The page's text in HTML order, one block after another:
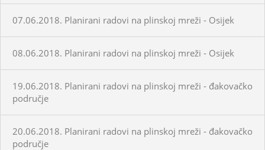
07.06.2018. Planirani radovi na plinskoj mreži - Osijek
08.06.2018. Planirani radovi na plinskoj mreži - Osijek
19.06.2018. Planirani radovi na plinskoj mreži - đakovačko
područje
20.06.2018. Planirani radovi na plinskoj mreži - đakovačko
područje